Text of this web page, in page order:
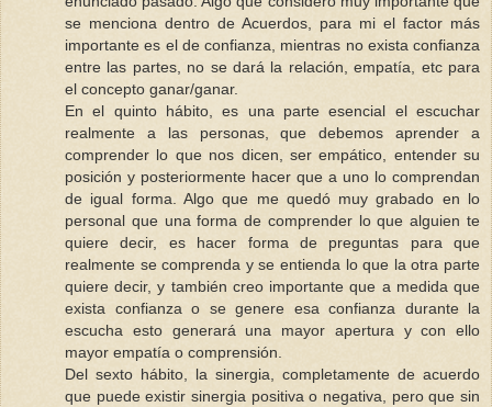
se menciona dentro de Acuerdos, para mi el factor más
importante es el de confianza, mientras no exista confianza
entre las partes, no se dará la relación, empatía, etc para
el concepto ganar/ganar.
En el quinto hábito, es una parte esencial el escuchar
realmente a las personas, que debemos aprender a
comprender lo que nos dicen, ser empático, entender su
posición y posteriormente hacer que a uno lo comprendan
de igual forma. Algo que me quedó muy grabado en lo
personal que una forma de comprender lo que alguien te
quiere decir, es hacer forma de preguntas para que
realmente se comprenda y se entienda lo que la otra parte
quiere decir, y también creo importante que a medida que
exista confianza o se genere esa confianza durante la
escucha esto generará una mayor apertura y con ello
mayor empatía o comprensión.
Del sexto hábito, la sinergia, completamente de acuerdo
que puede existir sinergia positiva o negativa, pero que sin